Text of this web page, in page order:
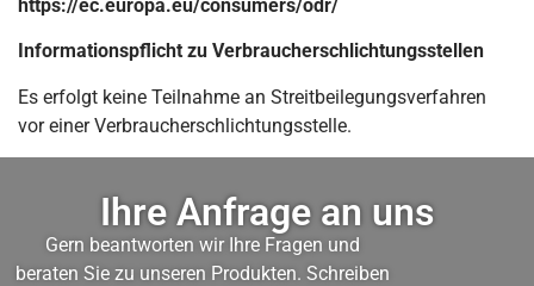
https://ec.europa.eu/consumers/odr/
Informationspflicht zu Verbraucherschlichtungsstellen
Es erfolgt keine Teilnahme an Streitbeilegungsverfahren
vor einer Verbraucherschlichtungsstelle.
Ihre Anfrage an uns
Gern beantworten wir Ihre Fragen und
beraten Sie zu unseren Produkten. Schreiben